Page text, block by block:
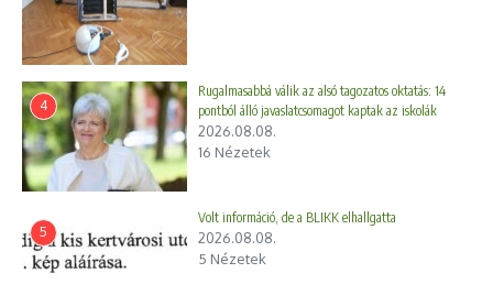
4
Rugalmasabbá válik az alsó tagozatos oktatás: 14
pontból álló javaslatcsomagot kaptak az iskolák
2026.08.08.
16 Nézetek
5
Volt információ, de a BLIKK elhallgatta
2026.08.08.
5 Nézetek